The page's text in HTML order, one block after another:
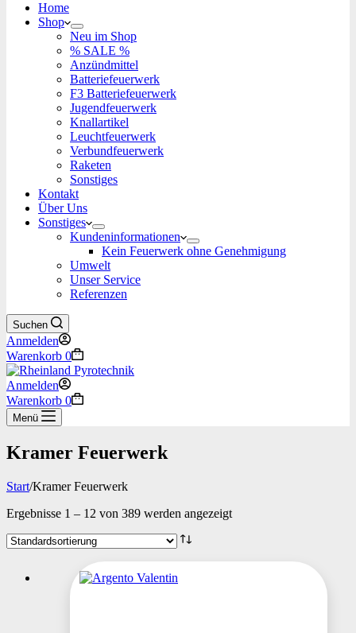
Home
Shop
Neu im Shop
% SALE %
Anzündmittel
Batteriefeuerwerk
F3 Batteriefeuerwerk
Jugendfeuerwerk​
Knallartikel
Leuchtfeuerwerk​
Verbundfeuerwerk
Raketen
Sonstiges
Kontakt
Über Uns
Sonstiges
Kundeninformationen
Kein Feuerwerk ohne Genehmigung
Umwelt
Unser Service
Referenzen
Suchen
Anmelden
Warenkorb 0
Anmelden
Warenkorb 0
Menü
Kramer Feuerwerk
Start/Kramer Feuerwerk
Ergebnisse 1 – 12 von 389 werden angezeigt